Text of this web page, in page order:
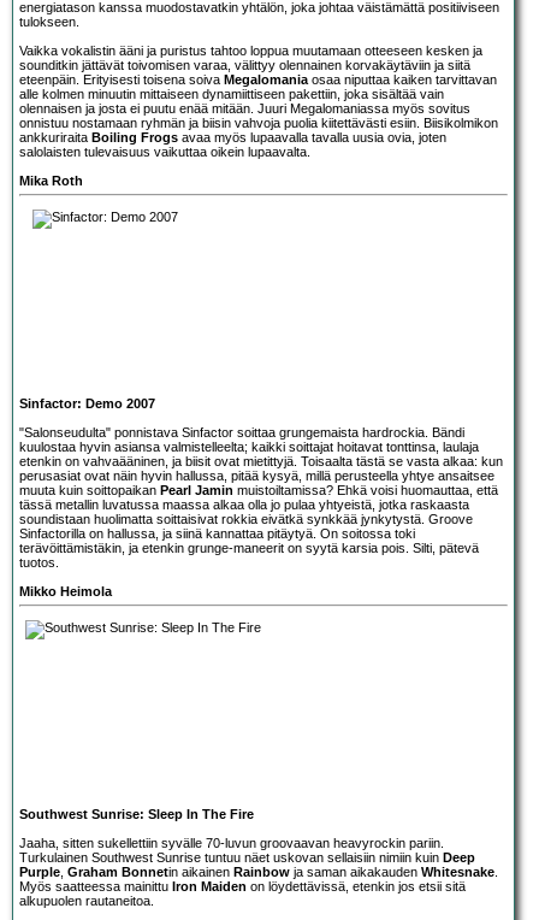
energiatason kanssa muodostavatkin yhtälön, joka johtaa väistämättä positiiviseen
tulokseen.
Vaikka vokalistin ääni ja puristus tahtoo loppua muutamaan otteeseen kesken ja
sounditkin jättävät toivomisen varaa, välittyy olennainen korvakäytäviin ja siitä
eteenpäin. Erityisesti toisena soiva Megalomania osaa niputtaa kaiken tarvittavan
alle kolmen minuutin mittaiseen dynamiittiseen pakettiin, joka sisältää vain
olennaisen ja josta ei puutu enää mitään. Juuri Megalomaniassa myös sovitus
onnistuu nostamaan ryhmän ja biisin vahvoja puolia kiitettävästi esiin. Biisikolmikon
ankkuriraita Boiling Frogs avaa myös lupaavalla tavalla uusia ovia, joten
salolaisten tulevaisuus vaikuttaa oikein lupaavalta.
Mika Roth
Sinfactor: Demo 2007
"Salonseudulta" ponnistava Sinfactor soittaa grungemaista hardrockia. Bändi
kuulostaa hyvin asiansa valmistelleelta; kaikki soittajat hoitavat tonttinsa, laulaja
etenkin on vahvaääninen, ja biisit ovat mietittyjä. Toisaalta tästä se vasta alkaa: kun
perusasiat ovat näin hyvin hallussa, pitää kysyä, millä perusteella yhtye ansaitsee
muuta kuin soittopaikan Pearl Jamin muistoiltamissa? Ehkä voisi huomauttaa, että
tässä metallin luvatussa maassa alkaa olla jo pulaa yhtyeistä, jotka raskaasta
soundistaan huolimatta soittaisivat rokkia eivätkä synkkää jynkytystä. Groove
Sinfactorilla on hallussa, ja siinä kannattaa pitäytyä. On soitossa toki
terävöittämistäkin, ja etenkin grunge-maneerit on syytä karsia pois. Silti, pätevä
tuotos.
Mikko Heimola
Southwest Sunrise: Sleep In The Fire
Jaaha, sitten sukellettiin syvälle 70-luvun groovaavan heavyrockin pariin.
Turkulainen Southwest Sunrise tuntuu näet uskovan sellaisiin nimiin kuin Deep
Purple Graham Bonnetin aikainen Rainbow ja saman aikakauden Whitesnake
Myös saatteessa mainittu Iron Maiden on löydettävissä, etenkin jos etsii sitä
alkupuolen rautaneitoa.